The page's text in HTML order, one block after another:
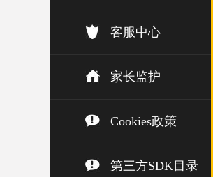
客服中心
家长监护
Cookies政策
第三方SDK目录